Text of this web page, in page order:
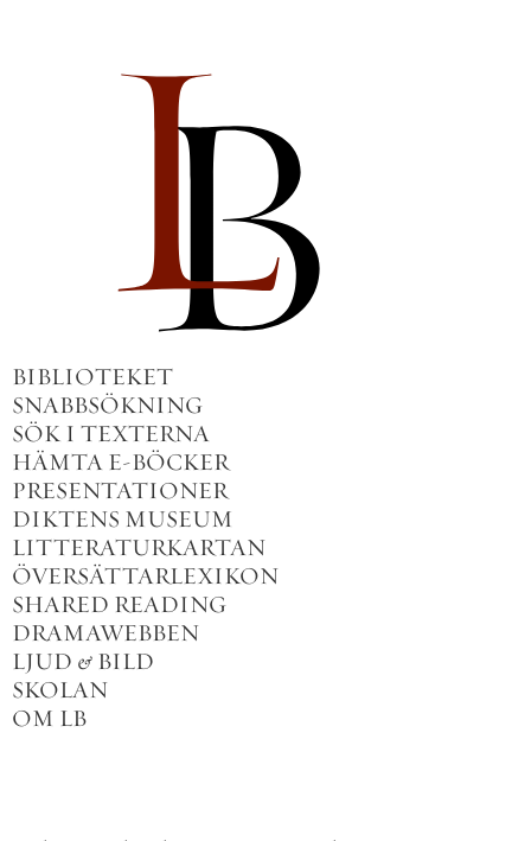
BIBLIOTEKET
SNABBSÖKNING
SÖK I TEXTERNA
HÄMTA E-BÖCKER
PRESENTATIONER
DIKTENS MUSEUM
LITTERATURKARTAN
ÖVERSÄTTARLEXIKON
SHARED READING
DRAMAWEBBEN
LJUD & BILD
SKOLAN
OM LB